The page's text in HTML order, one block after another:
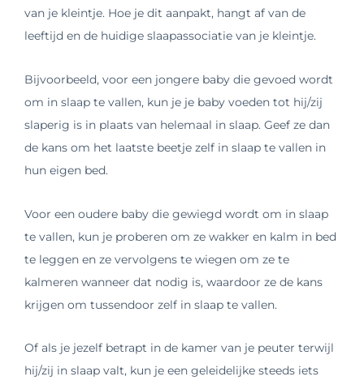
van je kleintje. Hoe je dit aanpakt, hangt af van de
leeftijd en de huidige slaapassociatie van je kleintje.
Bijvoorbeeld, voor een jongere baby die gevoed wordt
om in slaap te vallen, kun je je baby voeden tot hij/zij
slaperig is in plaats van helemaal in slaap. Geef ze dan
de kans om het laatste beetje zelf in slaap te vallen in
hun eigen bed.
Voor een oudere baby die gewiegd wordt om in slaap
te vallen, kun je proberen om ze wakker en kalm in bed
te leggen en ze vervolgens te wiegen om ze te
kalmeren wanneer dat nodig is, waardoor ze de kans
krijgen om tussendoor zelf in slaap te vallen.
Of als je jezelf betrapt in de kamer van je peuter terwijl
hij/zij in slaap valt, kun je een geleidelijke steeds iets